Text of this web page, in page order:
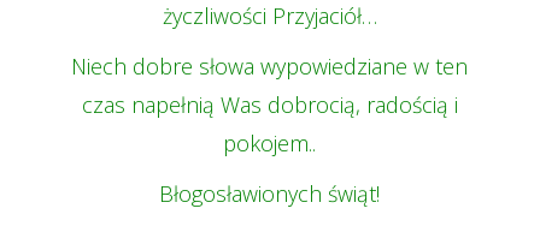
życzliwości Przyjaciół…
Niech dobre słowa wypowiedziane w ten
czas napełnią Was dobrocią, radością i
pokojem..
Błogosławionych świąt!